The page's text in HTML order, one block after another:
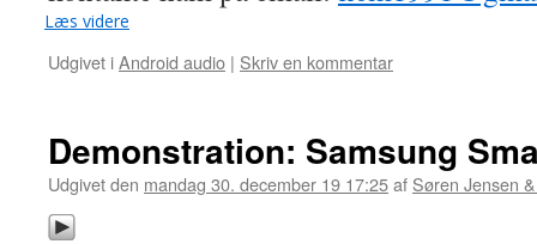
Læs videre
Udgivet iAndroid audio | Skriv en kommentar
Demonstration: Samsung
Udgivet den mandag 30. december 19 17:25af Søren Jensen